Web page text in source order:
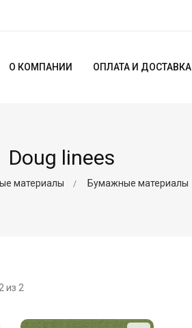
О КОМПАНИИ ОПЛАТА И ДОСТАВКА
Doug linees
материалы Бумажные материалы
из 2